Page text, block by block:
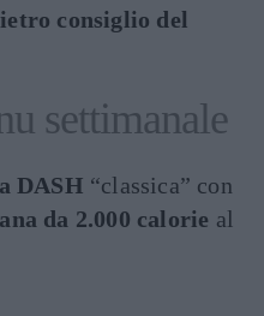
consiglio del
settimanale
DASH “classica” con
da 2.000 calorie al